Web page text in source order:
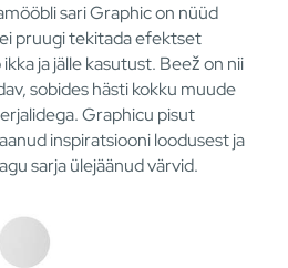
sari Graphic on nüüd
pruugi tekitada efektset
ja jälle kasutust. Beež on nii
sobides hästi kokku muude
Graphicu pisut
inspiratsiooni loodusest ja
sarja ülejäänud värvid.